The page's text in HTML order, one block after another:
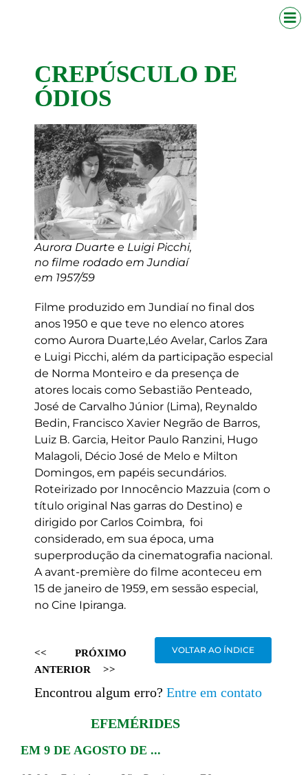
CREPÚSCULO DE
ÓDIOS
Aurora Duarte e Luigi Picchi,
no filme rodado em Jundiaí
em 1957/59
Filme produzido em Jundiaí no final dos
anos 1950 e que teve no elenco atores
como Aurora Duarte,Léo Avelar, Carlos Zara
e Luigi Picchi, além da participação especial
de Norma Monteiro e da presença de
atores locais como Sebastião Penteado,
José de Carvalho Júnior (Lima), Reynaldo
Bedin, Francisco Xavier Negrão de Barros,
Luiz B. Garcia, Heitor Paulo Ranzini, Hugo
Malagoli, Décio José de Melo e Milton
Domingos, em papéis secundários.
Roteirizado por Innocêncio Mazzuia (com o
título original Nas garras do Destino) e
dirigido por Carlos Coimbra, foi
considerado, em sua época, uma
superprodução da cinematografia nacional.
A avant-première do filme aconteceu em
15 de janeiro de 1959, em sessão especial,
no Cine Ipiranga.
<<
ANTERIOR
PRÓXIMO
>>
VOLTAR AO ÍNDICE
Encontrou algum erro? Entre em contato
EFEMÉRIDES
EM 9 DE AGOSTO DE ...